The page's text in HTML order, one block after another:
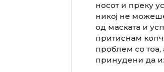
носот и преку
никој не
од маската и
притиснам
проблем со тоа,
принудени да